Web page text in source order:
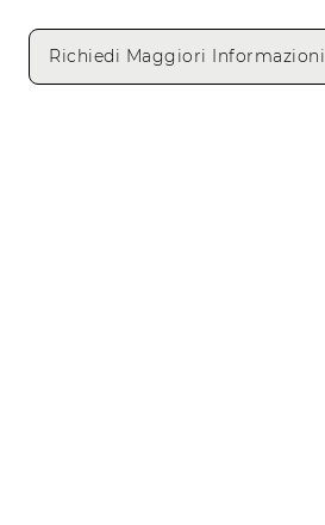
Lunedì -
Richiedi Maggiori Informazioni